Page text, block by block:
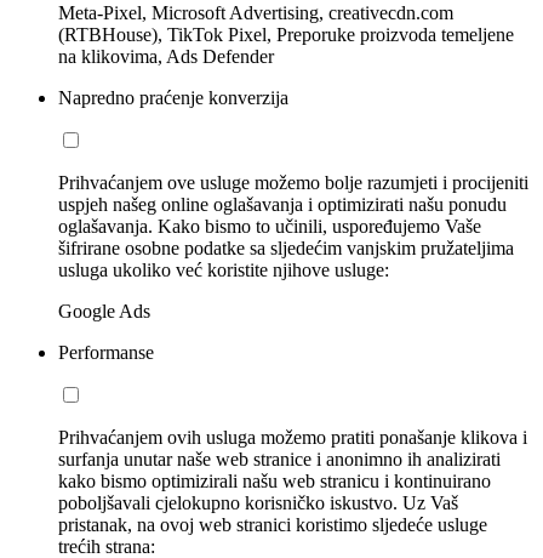
Meta-Pixel, Microsoft Advertising, creativecdn.com
(RTBHouse), TikTok Pixel, Preporuke proizvoda temeljene
na klikovima, Ads Defender
Napredno praćenje konverzija
Prihvaćanjem ove usluge možemo bolje razumjeti i procijeniti
uspjeh našeg online oglašavanja i optimizirati našu ponudu
oglašavanja. Kako bismo to učinili, uspoređujemo Vaše
šifrirane osobne podatke sa sljedećim vanjskim pružateljima
usluga ukoliko već koristite njihove usluge:
Google Ads
Performanse
Prihvaćanjem ovih usluga možemo pratiti ponašanje klikova i
surfanja unutar naše web stranice i anonimno ih analizirati
kako bismo optimizirali našu web stranicu i kontinuirano
poboljšavali cjelokupno korisničko iskustvo. Uz Vaš
pristanak, na ovoj web stranici koristimo sljedeće usluge
trećih strana: